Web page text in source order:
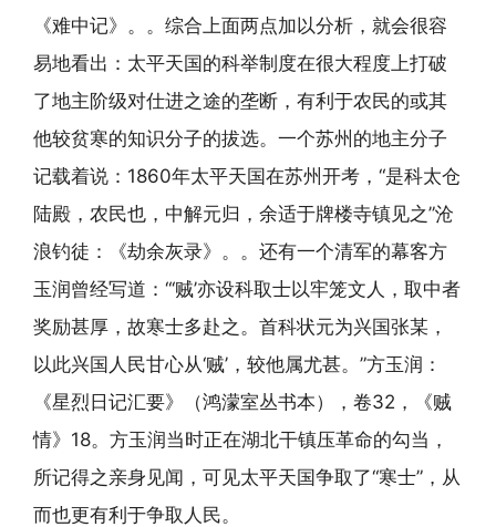
《难中记》。。综合上面两点加以分析，就会很容
易地看出：太平天国的科举制度在很大程度上打破
了地主阶级对仕进之途的垄断，有利于农民的或其
他较贫寒的知识分子的拔选。一个苏州的地主分子
记载着说：1860年太平天国在苏州开考，“是科太仓
陆殿，农民也，中解元归，余适于牌楼寺镇见之”沧
浪钓徒：《劫余灰录》。。还有一个清军的幕客方
玉润曾经写道：“‘贼’亦设科取士以牢笼文人，取中者
奖励甚厚，故寒士多赴之。首科状元为兴国张某，
以此兴国人民甘心从‘贼’，较他属尤甚。”方玉润：
《星烈日记汇要》（鸿濛室丛书本），卷32，《贼
情》18。方玉润当时正在湖北干镇压革命的勾当，
所记得之亲身见闻，可见太平天国争取了“寒士”，从
而也更有利于争取人民。